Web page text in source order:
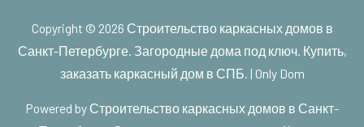
Copyright © 2026 Строительство каркасных домов в
Санкт-Петербурге. Загородные дома под ключ. Купить,
заказать каркасный дом в СПБ. | Only Dom
Powered by Строительство каркасных домов в Санкт-